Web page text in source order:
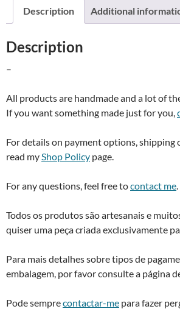
n
a
:
Description Additional
Description
–
All products are handmade and a lot of
If you want something made just for you,
For details on payment options, shipping
read my Shop Policy page.
For any questions, feel free tocontact me
Todos os produtos são artesanais e
quiser uma peça criada exclusivamente
Para mais detalhes sobre tipos de
embalagem, por favor consulte a página
Pode semprecontactar-me para fazer